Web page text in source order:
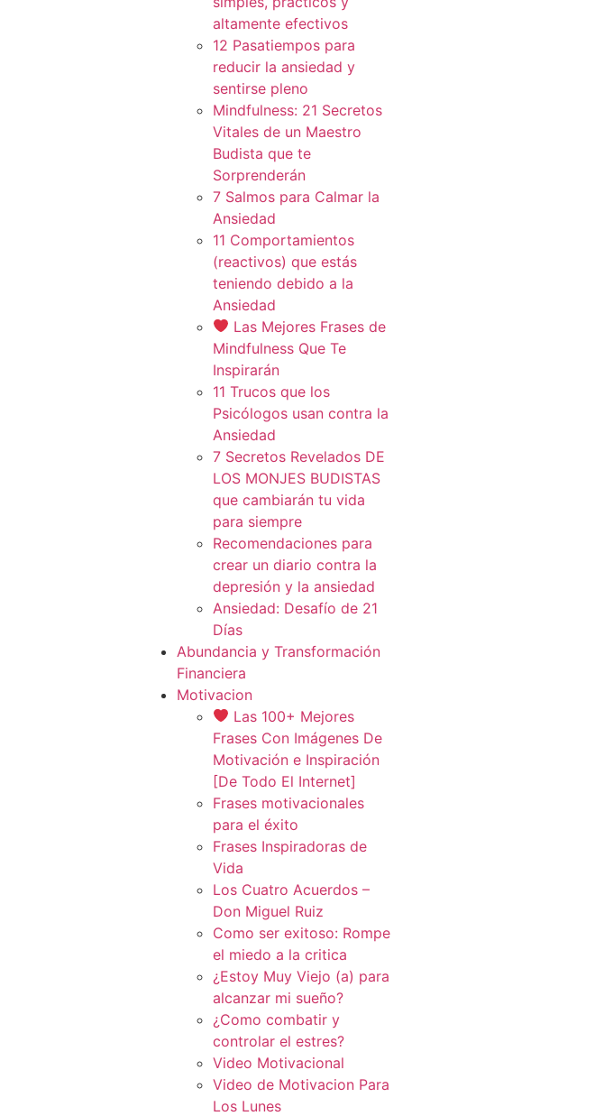
altamente efectivos
12 Pasatiempos para
reducir la ansiedad y
sentirse pleno
Mindfulness: 21 Secretos
Vitales de un Maestro
Budista que te
Sorprenderán
7 Salmos para Calmar la
Ansiedad
11 Comportamientos
(reactivos) que estás
teniendo debido a la
Ansiedad
Las Mejores Frases de
Mindfulness Que Te
Inspirarán
11 Trucos que los
Psicólogos usan contra la
Ansiedad
7 Secretos Revelados DE
LOS MONJES BUDISTAS
que cambiarán tu vida
para siempre
Recomendaciones para
crear un diario contra la
depresión y la ansiedad
Ansiedad: Desafío de 21
Días
Abundancia y Transformación
Financiera
Motivacion
Las 100+ Mejores
Frases Con Imágenes De
Motivación e Inspiración
[De Todo El Internet]
Frases motivacionales
para el éxito
Frases Inspiradoras de
Vida
Los Cuatro Acuerdos –
Don Miguel Ruiz
Como ser exitoso: Rompe
el miedo a la critica
¿Estoy Muy Viejo (a) para
alcanzar mi sueño?
¿Como combatir y
controlar el estres?
Video Motivacional
Video de Motivacion Para
Los Lunes